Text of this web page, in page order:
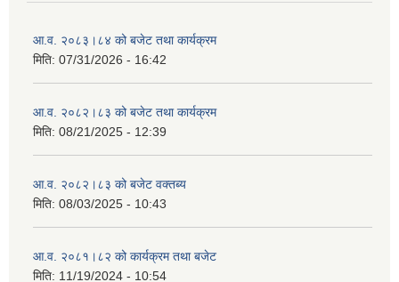
आ.व. २०८३।८४ को बजेट तथा कार्यक्रम
मिति: 07/31/2026 - 16:42
आ.व. २०८२।८३ को बजेट तथा कार्यक्रम
मिति: 08/21/2025 - 12:39
आ.व. २०८२।८३ को बजेट वक्तब्य
मिति: 08/03/2025 - 10:43
आ.व. २०८१।८२ को कार्यक्रम तथा बजेट
मिति: 11/19/2024 - 10:54